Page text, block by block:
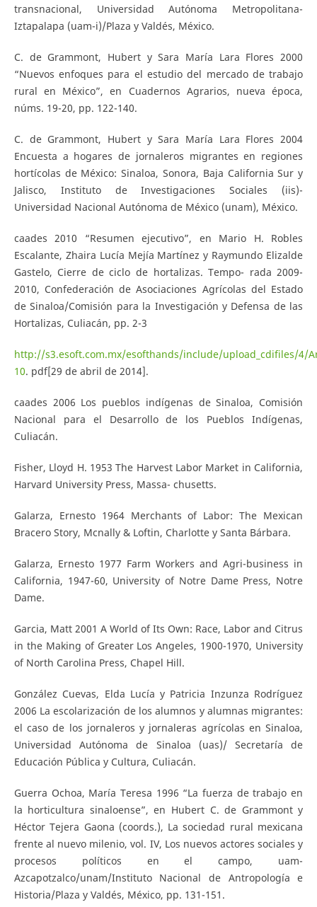
transnacional, Universidad Autónoma Metropolitana-
Iztapalapa (uam-i)/Plaza y Valdés, México.
C. de Grammont, Hubert y Sara María Lara Flores 2000
“Nuevos enfoques para el estudio del mercado de trabajo
rural en México”, en Cuadernos Agrarios, nueva época,
núms. 19-20, pp. 122-140.
C. de Grammont, Hubert y Sara María Lara Flores 2004
Encuesta a hogares de jornaleros migrantes en regiones
hortícolas de México: Sinaloa, Sonora, Baja California Sur y
Jalisco, Instituto de Investigaciones Sociales (iis)-
Universidad Nacional Autónoma de México (unam), México.
caades 2010 “Resumen ejecutivo”, en Mario H. Robles
Escalante, Zhaira Lucía Mejía Martínez y Raymundo Elizalde
Gastelo, Cierre de ciclo de hortalizas. Tempo- rada 2009-
2010, Confederación de Asociaciones Agrícolas del Estado
de Sinaloa/Comisión para la Investigación y Defensa de las
Hortalizas, Culiacán, pp. 2-3
http://s3.esoft.com.mx/esofthands/include/upload_cdifiles/4/
10. pdf[29 de abril de 2014].
caades 2006 Los pueblos indígenas de Sinaloa, Comisión
Nacional para el Desarrollo de los Pueblos Indígenas,
Culiacán.
Fisher, Lloyd H. 1953 The Harvest Labor Market in California,
Harvard University Press, Massa- chusetts.
Galarza, Ernesto 1964 Merchants of Labor: The Mexican
Bracero Story, Mcnally & Loftin, Charlotte y Santa Bárbara.
Galarza, Ernesto 1977 Farm Workers and Agri-business in
California, 1947-60, University of Notre Dame Press, Notre
Dame.
Garcia, Matt 2001 A World of Its Own: Race, Labor and Citrus
in the Making of Greater Los Angeles, 1900-1970, University
of North Carolina Press, Chapel Hill.
González Cuevas, Elda Lucía y Patricia Inzunza Rodríguez
2006 La escolarización de los alumnos y alumnas migrantes:
el caso de los jornaleros y jornaleras agrícolas en Sinaloa,
Universidad Autónoma de Sinaloa (uas)/ Secretaría de
Educación Pública y Cultura, Culiacán.
Guerra Ochoa, María Teresa 1996 “La fuerza de trabajo en
la horticultura sinaloense”, en Hubert C. de Grammont y
Héctor Tejera Gaona (coords.), La sociedad rural mexicana
frente al nuevo milenio, vol. IV, Los nuevos actores sociales y
procesos políticos en el campo, uam-
Azcapotzalco/unam/Instituto Nacional de Antropología e
Historia/Plaza y Valdés, México, pp. 131-151.